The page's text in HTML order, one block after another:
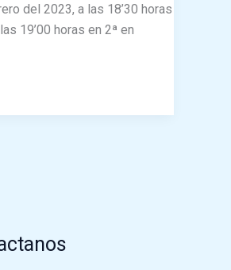
del 2023, a las 18’30 horas
19’00 horas en 2ª en